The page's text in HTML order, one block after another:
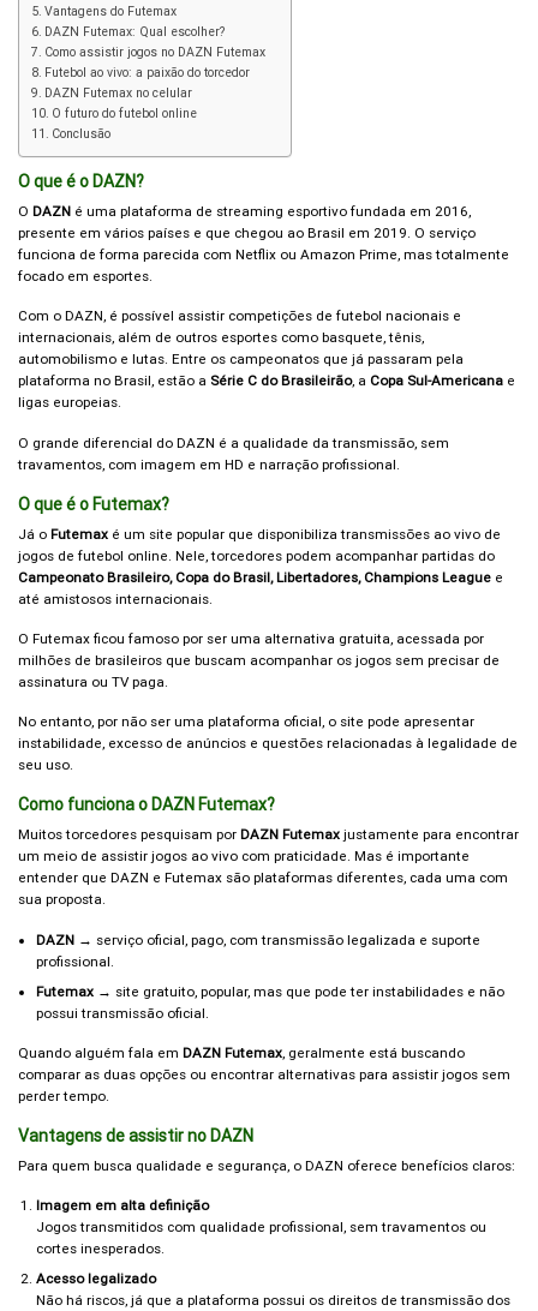
Vantagens do Futemax
DAZN Futemax: Qual escolher?
Como assistir jogos no DAZN Futemax
Futebol ao vivo: a paixão do torcedor
DAZN Futemax no celular
O futuro do futebol online
Conclusão
O que é o DAZN?
O DAZN é uma plataforma de streaming esportivo fundada em 2016,
presente em vários países e que chegou ao Brasil em 2019. O serviço
funciona de forma parecida com Netflix ou Amazon Prime, mas totalmente
focado em esportes.
Com o DAZN, é possível assistir competições de futebol nacionais e
internacionais, além de outros esportes como basquete, tênis,
automobilismo e lutas. Entre os campeonatos que já passaram pela
plataforma no Brasil, estão a Série C do Brasileirão, a Copa Sul-Americana e
ligas europeias.
O grande diferencial do DAZN é a qualidade da transmissão, sem
travamentos, com imagem em HD e narração profissional.
O que é o Futemax?
Já o Futemax é um site popular que disponibiliza transmissões ao vivo de
jogos de futebol online. Nele, torcedores podem acompanhar partidas do
Campeonato Brasileiro, Copa do Brasil, Libertadores, Champions League e
até amistosos internacionais.
O Futemax ficou famoso por ser uma alternativa gratuita, acessada por
milhões de brasileiros que buscam acompanhar os jogos sem precisar de
assinatura ou TV paga.
No entanto, por não ser uma plataforma oficial, o site pode apresentar
instabilidade, excesso de anúncios e questões relacionadas à legalidade de
seu uso.
Como funciona o DAZN Futemax?
Muitos torcedores pesquisam por DAZN Futemax justamente para encontrar
um meio de assistir jogos ao vivo com praticidade. Mas é importante
entender que DAZN e Futemax são plataformas diferentes, cada uma com
sua proposta.
DAZN → serviço oficial, pago, com transmissão legalizada e suporte
profissional.
Futemax → site gratuito, popular, mas que pode ter instabilidades e não
possui transmissão oficial.
Quando alguém fala em DAZN Futemax , geralmente está buscando
comparar as duas opções ou encontrar alternativas para assistir jogos sem
perder tempo.
Vantagens de assistir no DAZN
Para quem busca qualidade e segurança, o DAZN oferece benefícios claros:
Imagem em alta definição
Jogos transmitidos com qualidade profissional, sem travamentos ou
cortes inesperados.
Acesso legalizado
Não há riscos, já que a plataforma possui os direitos de transmissão dos